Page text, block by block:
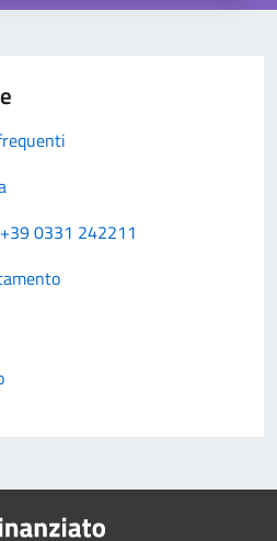
0331 242211